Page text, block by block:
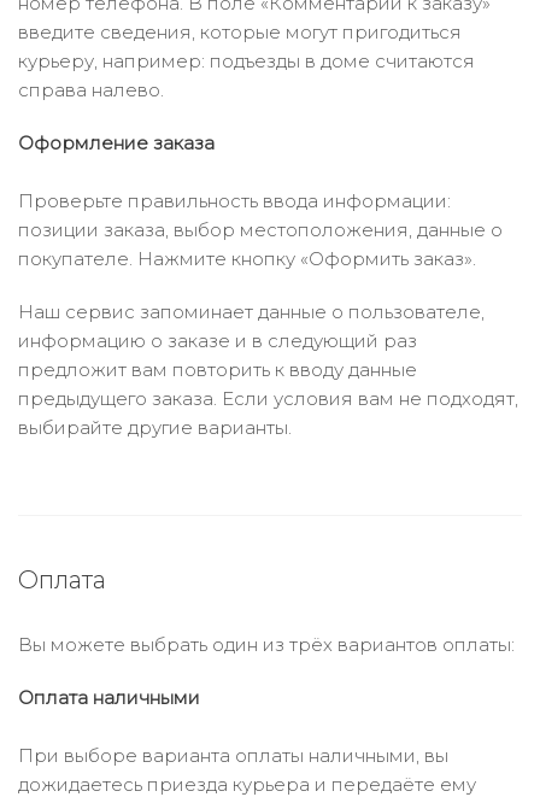
введите сведения, которые могут пригодиться
курьеру, например: подъезды в доме считаются
справа налево.
Оформление заказа
Проверьте правильность ввода информации:
позиции заказа, выбор местоположения, данные о
покупателе. Нажмите кнопку «Оформить заказ».
Наш сервис запоминает данные о пользователе,
информацию о заказе и в следующий раз
предложит вам повторить к вводу данные
предыдущего заказа. Если условия вам не подходят,
выбирайте другие варианты.
Оплата
Вы можете выбрать один из трёх вариантов оплаты:
Оплата наличными
При выборе варианта оплаты наличными, вы
дожидаетесь приезда курьера и передаёте ему